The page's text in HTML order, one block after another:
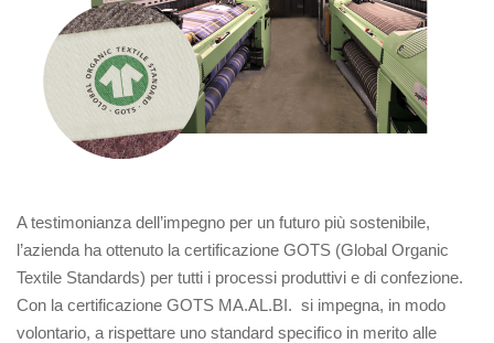
A testimonianza dell’impegno per un futuro più sostenibile,
l’azienda ha ottenuto la certificazione GOTS (Global Organic
Textile Standards) per tutti i processi produttivi e di confezione.
Con la certificazione GOTS MA.AL.BI. si impegna, in modo
volontario, a rispettare uno standard specifico in merito alle